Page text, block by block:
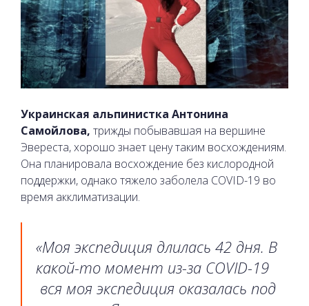
Украинская альпинистка Антонина
Самойлова, трижды побывавшая на вершине
Эвереста, хорошо знает цену таким восхождениям.
Она планировала восхождение без кислородной
поддержки, однако тяжело заболела COVID-19 во
время акклиматизации.
«Моя экспедиция длилась 42 дня. В
какой-то момент из-за COVID-19
вся моя экспедиция оказалась под